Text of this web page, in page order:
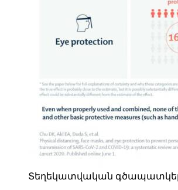
Տեղեկատվական գծապատկերը